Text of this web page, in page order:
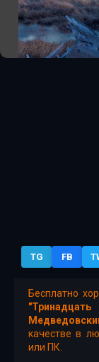
TG FB
Бесплатно
качестве в
или ПК.